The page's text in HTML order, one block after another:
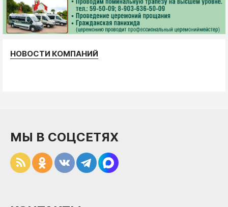
НОВОСТИ КОМПАНИЙ
МЫ В СОЦСЕТЯХ